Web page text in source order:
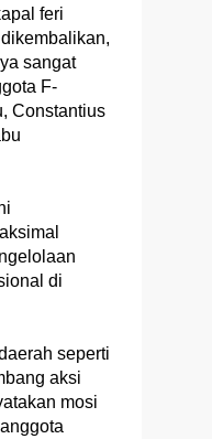
feri
sangat
F-
Constantius
di
seperti
aksi
mosi